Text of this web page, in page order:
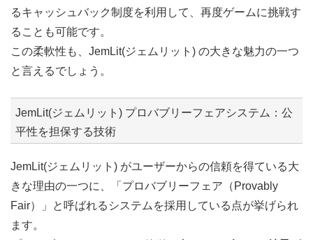
るキャッシュバック制度を利用して、再度ゲームに挑戦す
ることも可能です。
この柔軟性も、JemLit(ジェムリット) の大きな魅力の一つ
と言えるでしょう。
JemLit(ジェムリット) プロバブリーフェアシステム：公
平性を担保する技術
JemLit(ジェムリット) がユーザーからの信頼を得ている大
きな理由の一つに、「プロバブリーフェア（Provably
Fair）」と呼ばれるシステムを採用している点が挙げられ
ます。